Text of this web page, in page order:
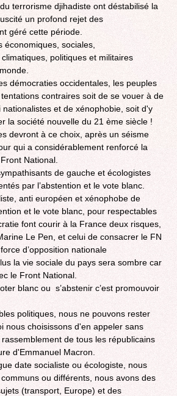
terrorisme djihadiste ont déstabilisé la
un profond rejet des
géré cette période.
économiques, sociales,
politiques et militaires
démocraties occidentales, les peuples
contraires soit de se vouer à de
et de xénophobie, soit d'y
la société nouvelle du 21 ème siècle !
devront à ce choix, après un séisme
qui a considérablement renforcé la
National.
de gauche et écologistes
par l’abstention et le vote blanc.
anti européen et xénophobe de
et le vote blanc, pour respectables
font courir à la France deux risques,
Le Pen, et celui de consacrer le FN
d’opposition nationale
la vie sociale du pays sera sombre car
le Front National.
blanc ou s’abstenir c’est promouvoir
politiques, nous ne pouvons rester
nous choisissons d'en appeler sans
de tous les républicains
d'Emmanuel Macron.
date socialiste ou écologiste, nous
ou différents, nous avons des
(transport, Europe) et des